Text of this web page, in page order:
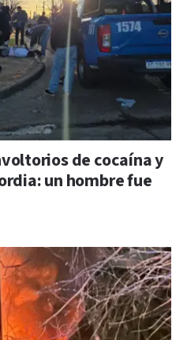
de cocaína y
un hombre fue